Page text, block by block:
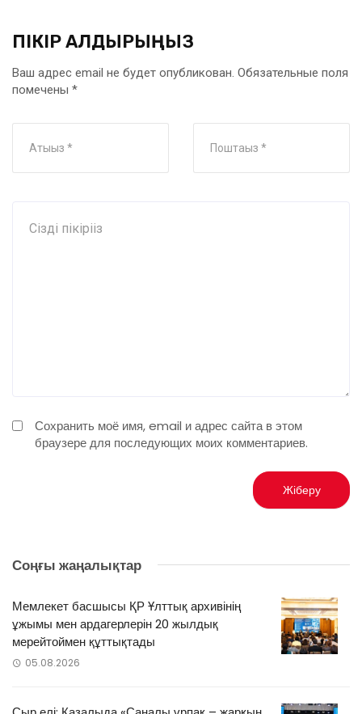
ПІКІР ҚАЛДЫРЫҢЫЗ
Ваш адрес email не будет опубликован. Обязательные поля
помечены *
Сохранить моё имя, email и адрес сайта в этом
браузере для последующих моих комментариев.
Соңғы жаңалықтар
Мемлекет басшысы ҚР Ұлттық архивінің
ұжымы мен ардагерлерін 20 жылдық
мерейтоймен құттықтады
05.08.2026